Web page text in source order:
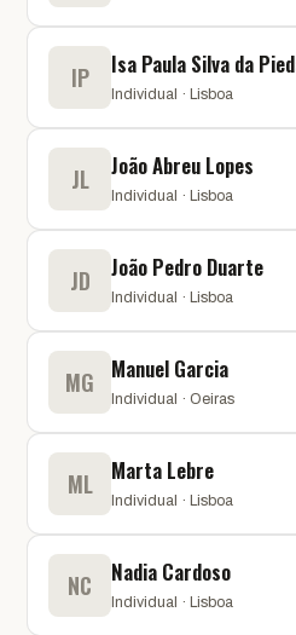
IP Isa Paula Silva da
Individual · Lisboa
JL João Abreu Lopes
Individual · Lisboa
JD João Pedro Duarte
Individual · Lisboa
MG Manuel Garcia
Individual · Oeiras
ML Marta Lebre
Individual · Lisboa
NC Nadia Cardoso
Individual · Lisboa